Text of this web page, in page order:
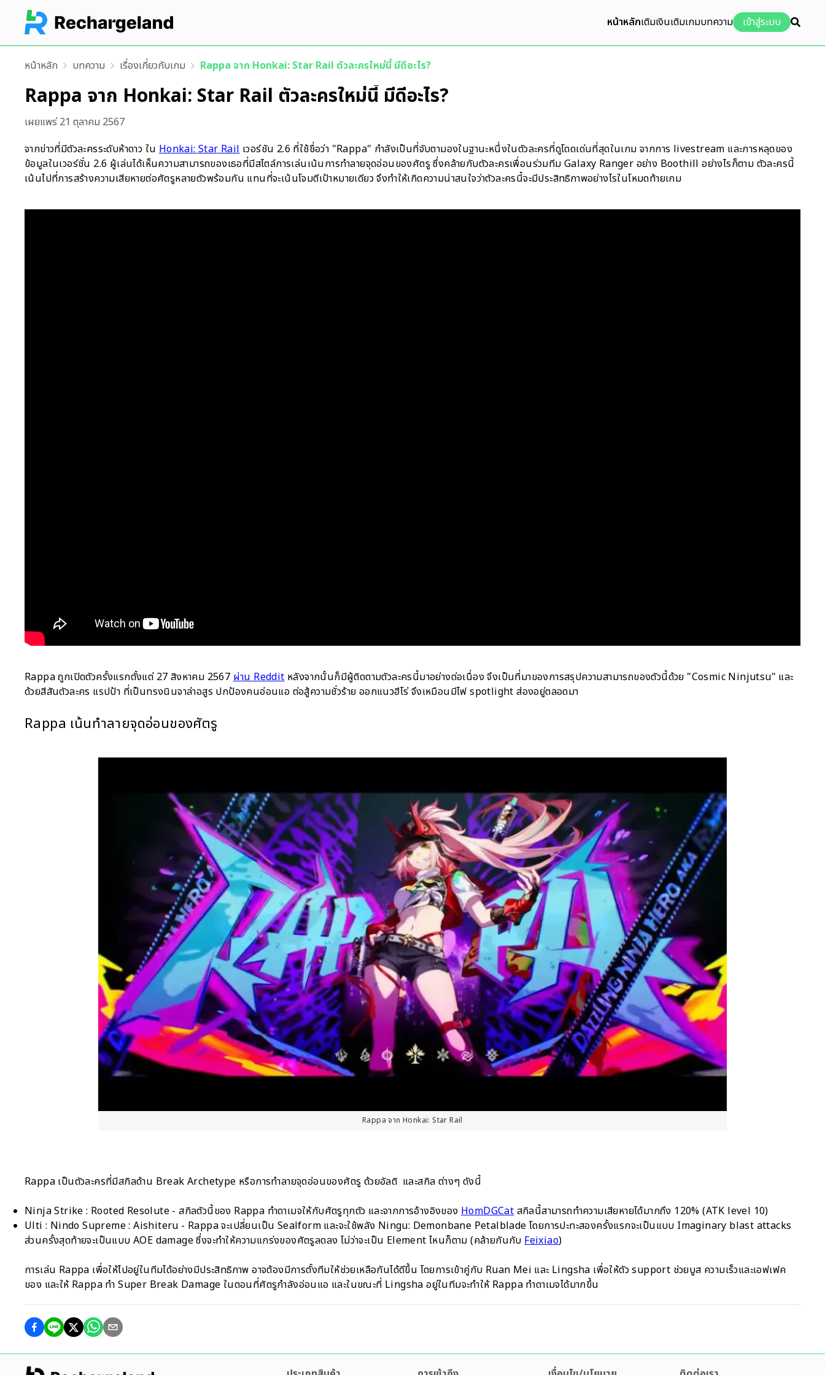
หน้าหลักเติมเงินเติมเกมบทความ เข้าสู่ระบบ
หน้าหลัก บทความ เรื่องเกี่ยวกับเกม Rappa จาก Honkai: Star Rail ตัวละครใหม่นี้ มีดีอะไร?
Rappa จาก Honkai: Star Rail ตัวละครใหม่นี้ มีดีอะไร?
เผยแพร่ 21 ตุลาคม 2567
จากข่าวที่มีตัวละครระดับห้าดาว ในHonkai: Star Railเวอร์ชัน 2.6 ที่ใช้ชื่อว่า "Rappa" กำลังเป็นที่จับตามองในฐานะหนึ่งในตัวละครที่ดูโดดเด่นที่สุดในเกม จากการ livestream และการหลุดของ
ข้อมูลในเวอร์ชั่น 2.6 ผู้เล่นได้เห็นความสามารถของเธอที่มีสไตล์การเล่นเน้นการทำลายจุดอ่อนของศัตรู ซึ่งคล้ายกับตัวละครเพื่อนร่วมทีม Galaxy Ranger อย่าง Boothill อย่างไรก็ตาม ตัวละครนี้
เน้นไปที่การสร้างความเสียหายต่อศัตรูหลายตัวพร้อมกัน แทนที่จะเน้นโจมตีเป้าหมายเดียว จึงทำให้เกิดความน่าสนใจว่าตัวละครนี้จะมีประสิทธิภาพอย่างไรในโหมดท้ายเกม
Rappa ถูกเปิดตัวครั้งแรกตั้งแต่ 27 สิงหาคม 2567 ผ่าน Reddit หลังจากนั้นก็มีผู้ติดตามตัวละครนี้มาอย่างต่อเนื่อง จึงเป็นที่มาของการสรุปความสามารถของตัวนี้ด้วย "Cosmic Ninjutsu" และ
ด้วยสีสันตัวละคร แรปป้า ที่เป็นทรงนินจาล่าอสูร ปกป้องคนอ่อนแอ ต่อสู้ความชั่วร้าย ออกแนวฮีโร่ จึงเหมือนมีไฟ spotlight ส่องอยู่ตลอดมา
Rappa เน้นทำลายจุดอ่อนของศัตรู
Rappa จาก Honkai: Star Rail
Rappa เป็นตัวละครที่มีสกิลด้าน Break Archetype หรือการทำลายจุดอ่อนของศัตรู ด้วยอัลติ และสกิล ต่างๆ ดังนี้
Ninja Strike : Rooted Resolute - สกิลตัวนี้ของ Rappa ทำดาเมจให้กับศัตรูทุกตัว และจากการอ้างอิงของ HomDGCatสกิลนี้สามารถทำความเสียหายได้มากถึง 120% (ATK level 10)
Ulti : Nindo Supreme : Aishiteru - Rappa จะเปลี่ยนเป็น Sealform และจะใช้พลัง Ningu: Demonbane Petalblade โดยการปะทะสองครั้งแรกจะเป็นแบบ Imaginary blast attacks
ส่วนครั้งสุดท้ายจะเป็นแบบ AOE damage ซึ่งจะทำให้ความแกร่งของศัตรูลดลง ไม่ว่าจะเป็น Element ไหนก็ตาม (คล้ายกันกับFeixiao)
การเล่น Rappa เพื่อให้ไปอยู่ในทีมได้อย่างมีประสิทธิภาพ อาจต้องมีการตั้งทีมให้ช่วยเหลือกันได้ดีขึ้น โดยการเข้าคู่กับ Ruan Mei และ Lingsha เพื่อให้ตัว support ช่วยบูส ความเร็วและเอฟเฟค
ของ และให้ Rappa ทำ Super Break Damage ในตอนที่ศัตรูกำลังอ่อนแอ และในขณะที่ Lingsha อยู่ในทีมจะทำให้ Rappa ทำดาเมจได้มากขึ้น